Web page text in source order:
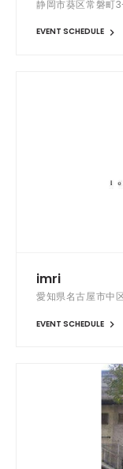
静岡市葵区常磐町
EVENT SCHEDULE
imri
愛知県名古屋市中
EVENT SCHEDULE